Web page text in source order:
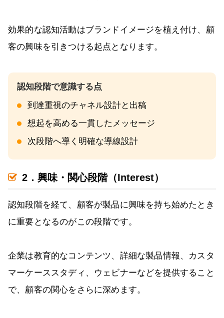
効果的な認知活動はブランドイメージを植え付け、顧
客の興味を引きつける起点となります。
到達重視のチャネル設計と出稿
想起を高める一貫したメッセージ
次段階へ導く明確な導線設計
2．興味・関心段階（Interest）
認知段階を経て、顧客が製品に興味を持ち始めたとき
に重要となるのがこの段階です。
企業は教育的なコンテンツ、詳細な製品情報、カスタ
マーケーススタディ、ウェビナーなどを提供すること
で、顧客の関心をさらに深めます。